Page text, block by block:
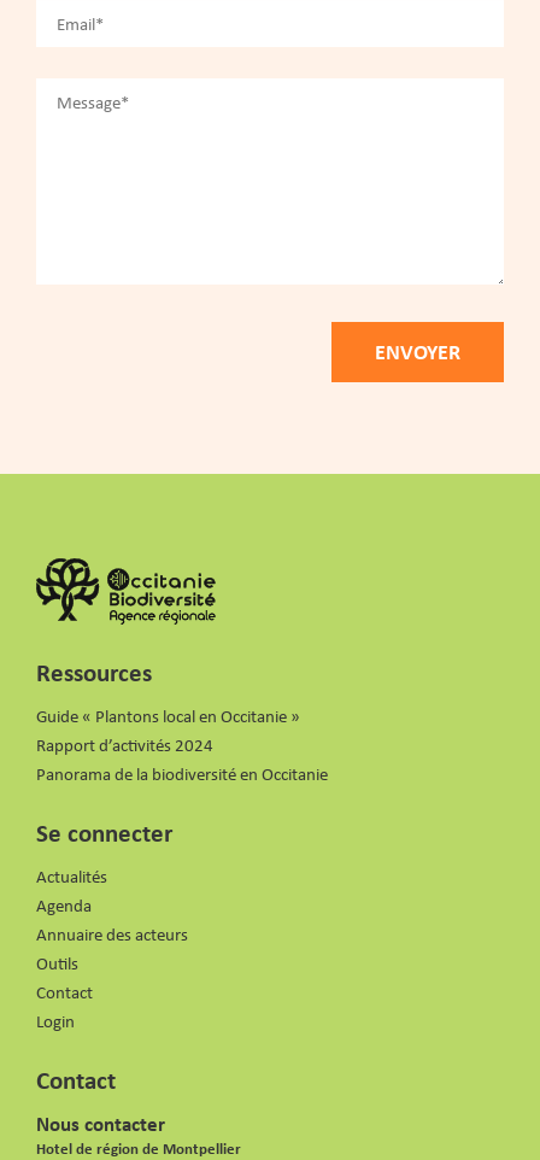
Ressources
Guide « Plantons local en Occitanie »
Rapport d’activités 2024
Panorama de la biodiversité en Occitanie
Se connecter
Actualités
Agenda
Annuaire des acteurs
Outils
Contact
Login
Contact
Nous contacter
Hotel de région de Montpellier